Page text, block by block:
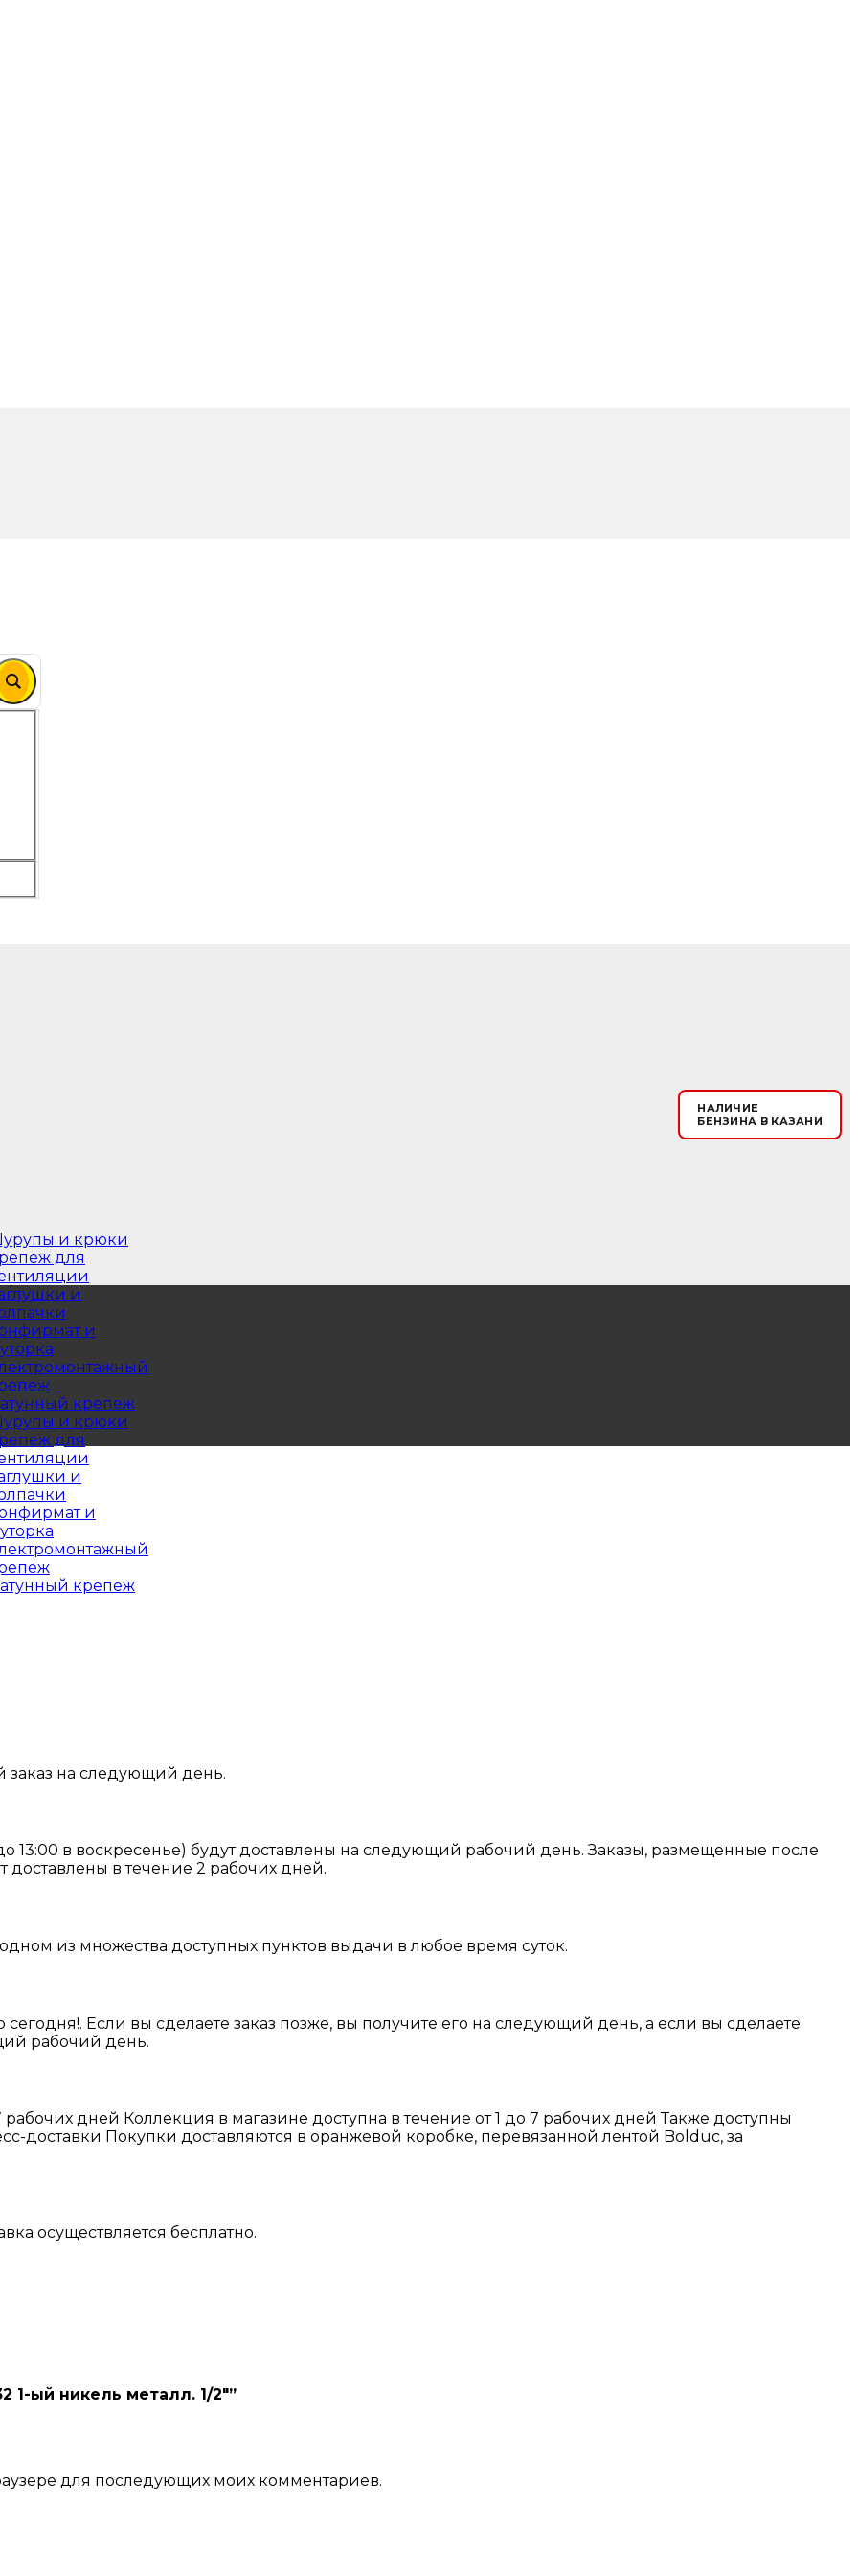
и крюки
для
и
и
крепеж
и крюки
для
и
и
крепеж
НАЛИЧИЕ
БЕНЗИНА В КАЗАНИ
заказ на следующий день.
13:00 в воскресенье) будут доставлены на следующий рабочий день. Заказы, размещенные после
доставлены в течение 2 рабочих дней.
из множества доступных пунктов выдачи в любое время суток.
Если вы сделаете заказ позже, вы получите его на следующий день, а если вы сделаете
рабочий день.
рабочих дней Коллекция в магазине доступна в течение от 1 до 7 рабочих дней Также доступны
доставки Покупки доставляются в оранжевой коробке, перевязанной лентой Bolduc, за
осуществляется бесплатно.
1-ый никель металл. 1/2″”
для последующих моих комментариев.